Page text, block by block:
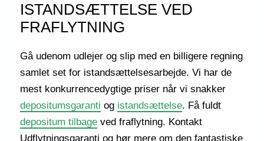
ISTANDSÆTTELSE VED
FRAFLYTNING
Gå udenom udlejer og slip med en billigere regning
samlet set for istandsættelsesarbejde. Vi har de
mest konkurrencedygtige priser når vi snakker
depositumsgaranti og istandsættelse. Få fuldt
depositum tilbage ved fraflytning. Kontakt
Udflytningsgaranti og hør mere om den fantastiske